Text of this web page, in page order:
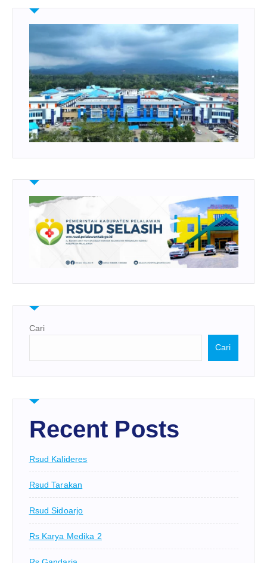
Cari
Cari
Recent Posts
Rsud Kalideres
Rsud Tarakan
Rsud Sidoarjo
Rs Karya Medika 2